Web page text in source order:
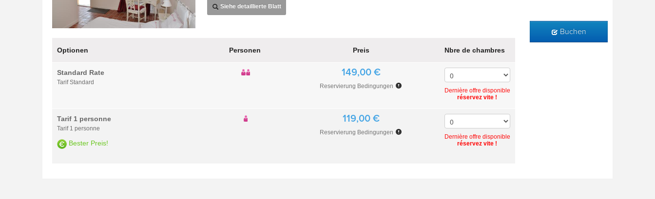
Siehe detaillierte Blatt
Optionen Personen Preis Nbre de chambres
Standard Rate
Tarif Standard
149,00 €
Reservierung Bedingungen
Dernière offre disponible
réservez vite !
Tarif 1 personne
Tarif 1 personne
Bester Preis!
119,00 €
Reservierung Bedingungen
Dernière offre disponible
réservez vite !
Buchen